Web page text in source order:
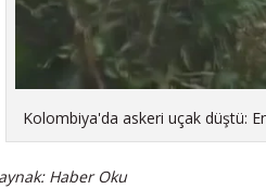
Kolombiya'da askeri uçak düştü:
Haber Oku